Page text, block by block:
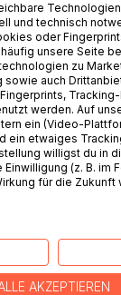
sie denkt,
mit den
von einem
sie sie ausübt,
und technisch
oder
unsere Seite
zu
auch
werden. Auf
ein (Video-
ein etwaiges
willigst du in
(z. B. im
für die Zukunft
AKZEPTIEREN